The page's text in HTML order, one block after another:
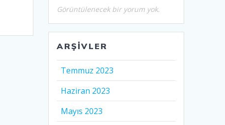
Görüntülenecek bir yorum yok.
ARŞIVLER
Temmuz 2023
Haziran 2023
Mayıs 2023